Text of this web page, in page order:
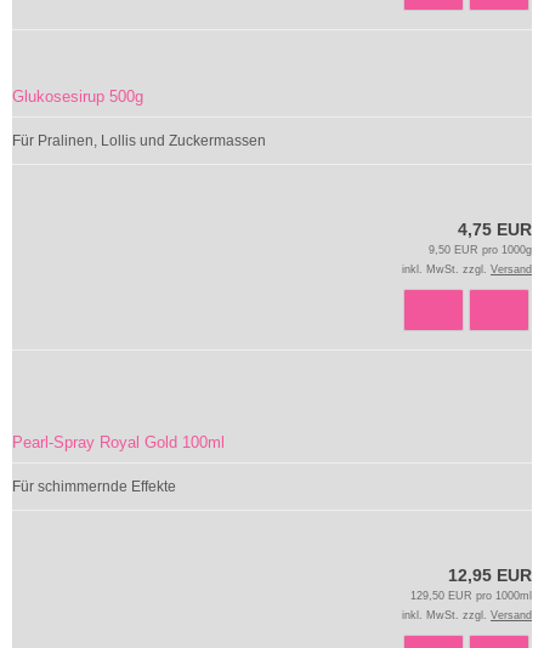
Glukosesirup 500g
Für Pralinen, Lollis und Zuckermassen
4,75 EUR
9,50 EUR pro 1000g
inkl. MwSt. zzgl. Versand
Pearl-Spray Royal Gold 100ml
Für schimmernde Effekte
12,95 EUR
129,50 EUR pro 1000ml
inkl. MwSt. zzgl. Versand